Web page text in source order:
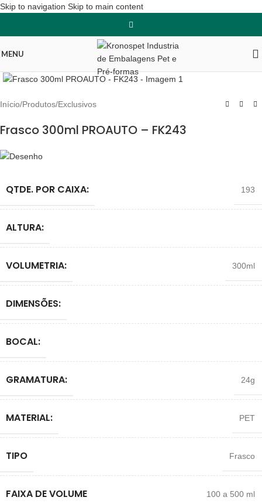
Skip to navigation Skip to main content
MENU
Clique para ampliar
Início/Produtos/Exclusivos
Frasco 300ml PROAUTO – FK243
QTDE. POR CAIXA: 193
ALTURA:
VOLUMETRIA: 300ml
DIMENSÕES:
BOCAL:
GRAMATURA: 24g
MATERIAL: PET
TIPO Frasco
FAIXA DE VOLUME 100 a 500 ml